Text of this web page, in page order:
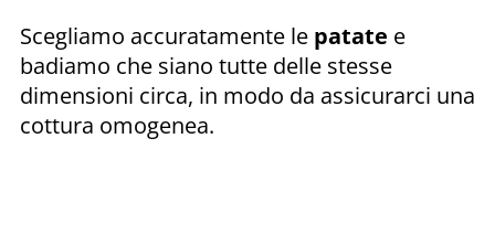
Scegliamo accuratamente le patate e
badiamo che siano tutte delle stesse
dimensioni circa, in modo da assicurarci una
cottura omogenea.